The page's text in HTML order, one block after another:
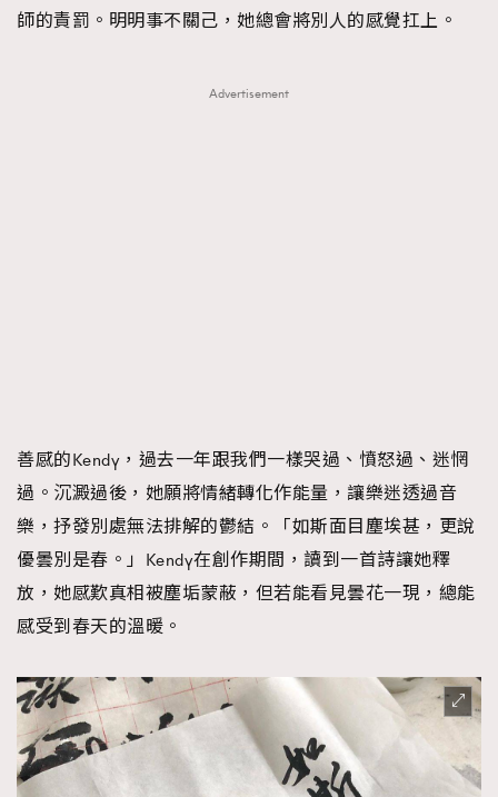
師的責罰。明明事不關己，她總會將別人的感覺扛上。
Advertisement
善感的Kendy，過去一年跟我們一樣哭過、憤怒過、迷惘
過。沉澱過後，她願將情緒轉化作能量，讓樂迷透過音
樂，抒發別處無法排解的鬱結。「如斯面目塵埃甚，更說
優曇別是春。」Kendy在創作期間，讀到一首詩讓她釋
放，她感歎真相被塵垢蒙蔽，但若能看見曇花一現，總能
感受到春天的溫暖。